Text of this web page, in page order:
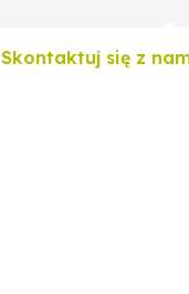
Skontaktuj się z